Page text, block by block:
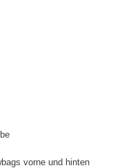
vorne und hinten